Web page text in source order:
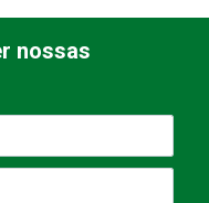
nossas